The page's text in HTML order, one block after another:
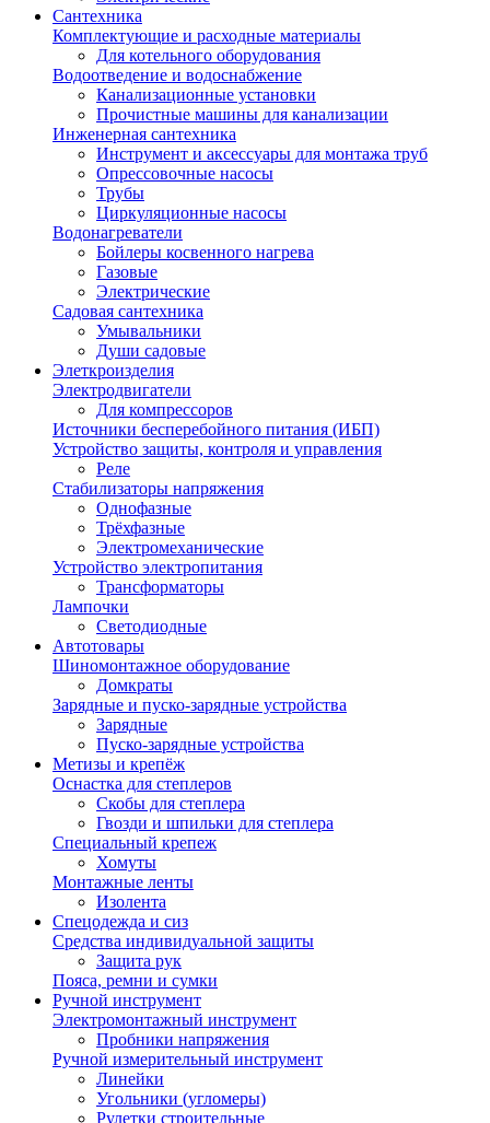
Сантехника
Комплектующие и расходные материалы
Для котельного оборудования
Водоотведение и водоснабжение
Канализационные установки
Прочистные машины для канализации
Инженерная сантехника
Инструмент и аксессуары для монтажа труб
Опрессовочные насосы
Трубы
Циркуляционные насосы
Водонагреватели
Бойлеры косвенного нагрева
Газовые
Электрические
Садовая сантехника
Умывальники
Души садовые
Элеткроизделия
Электродвигатели
Для компрессоров
Источники бесперебойного питания (ИБП)
Устройство защиты, контроля и управления
Реле
Стабилизаторы напряжения
Однофазные
Трёхфазные
Электромеханические
Устройство электропитания
Трансформаторы
Лампочки
Светодиодные
Автотовары
Шиномонтажное оборудование
Домкраты
Зарядные и пуско-зарядные устройства
Зарядные
Пуско-зарядные устройства
Метизы и крепёж
Оснастка для степлеров
Скобы для степлера
Гвозди и шпильки для степлера
Специальный крепеж
Хомуты
Монтажные ленты
Изолента
Спецодежда и сиз
Средства индивидуальной защиты
Защита рук
Пояса, ремни и сумки
Ручной инструмент
Электромонтажный инструмент
Пробники напряжения
Ручной измерительный инструмент
Линейки
Угольники (угломеры)
Рулетки строительные